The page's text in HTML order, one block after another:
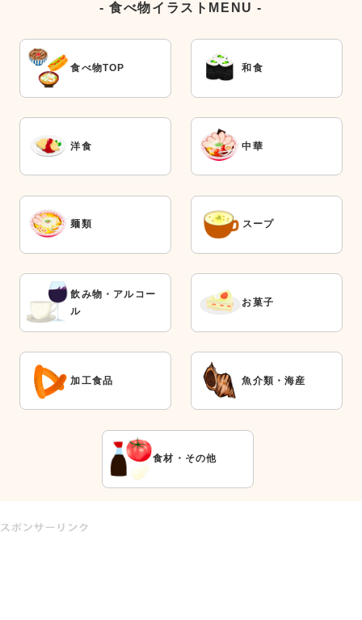
- 食べ物イラストMENU -
食べ物TOP 和食
洋食 中華
麺類 スープ
飲み物・アルコー
ル
お菓子
加工食品 魚介類・海産
食材・その他